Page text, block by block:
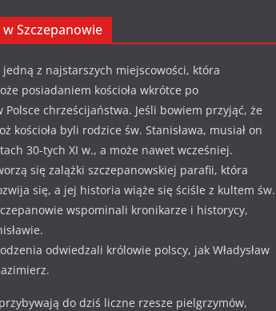
Szczepanowie
jedną z najstarszych miejscowości, która
posiadaniem kościoła wkrótce po
chrześcijaństwa. Jeśli bowiem przyjąć, że
kościoła byli rodzice św. Stanisława, musiał on
30-tych XI w., a może nawet wcześniej.
się zalążki szczepanowskiej parafii, która
się, a jej historia wiąże się ściśle z kultem św.
wspominali kronikarze i historycy,
odwiedzali królowie polscy, jak Władysław
do dziś liczne rzesze pielgrzymów,